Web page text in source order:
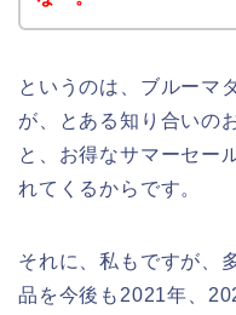
というのは、ブルーマ
が、とある知り合いの
と、お得なサマーセー
れてくるからです。
それに、私もですが、
品を今後も2021年、